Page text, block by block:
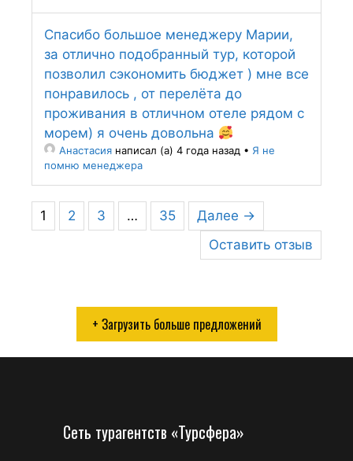
Спасибо большое менеджеру Марии,
за отлично подобранный тур, которой
позволил сэкономить бюджет ) мне все
понравилось , от перелёта до
проживания в отличном отеле рядом с
морем) я очень довольна
Анастасия написал (а) 4 года назад • Я не
помню менеджера
1 2 3 … 35
Далее →
Оставить отзыв
+ Загрузить больше предложений
Сеть турагентств «Турсфера»